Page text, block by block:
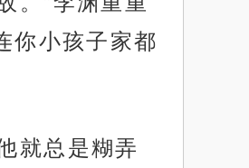
你小孩子家都
就总是糊弄